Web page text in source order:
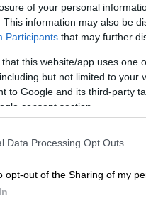
of your personal
This information may also be
Participants that may further
that this website/app uses one
but not limited to your
to Google and its third-party
consent section.
Data Processing Opt Outs
opt-out of the Sharing of my
το ΕΘΝΟΣ στη Google
ύφεση σε
σήμερα ο πρώην
μεταβατικής
δεν ξέρω αν το
πάρει 25%, αλλά
θα είναι μια
στη Γερουσία.
που είναι